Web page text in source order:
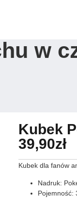
w
Kubek
39,90zł
Kubek dla fanów
Nadruk:
Pojemność: